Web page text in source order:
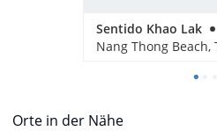
Sentido Khao Lak
Nang Thong Beach,
Orte in der Nähe